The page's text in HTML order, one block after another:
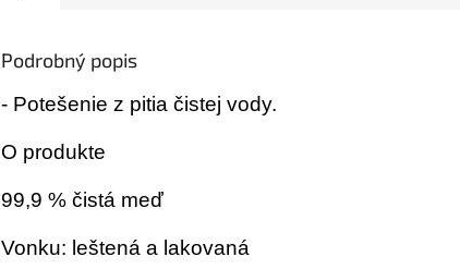
Podrobný popis
- Potešenie z pitia čistej vody.
O produkte
99,9 % čistá meď
Vonku: leštená a lakovaná